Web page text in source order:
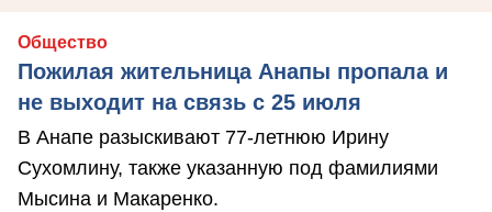
Общество
Пожилая жительница Анапы пропала и
не выходит на связь с 25 июля
В Анапе разыскивают 77-летнюю Ирину
Сухомлину, также указанную под фамилиями
Мысина и Макаренко.